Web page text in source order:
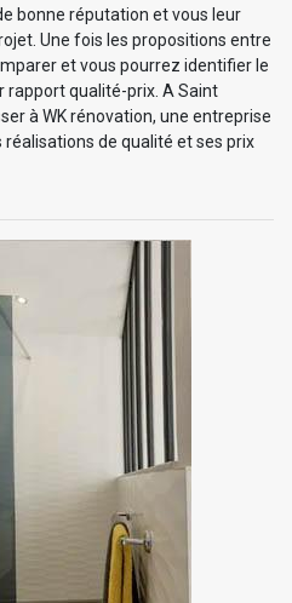
bonne réputation et vous leur
Une fois les propositions entre
et vous pourrez identifier le
qualité-prix. A Saint
à WK rénovation, une entreprise
de qualité et ses prix